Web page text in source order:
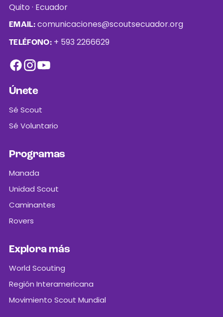
Quito · Ecuador
EMAIL: comunicaciones@scoutsecuador.org
TELÉFONO: + 593 2266629
Únete
Sé Scout
Sé Voluntario
Programas
Manada
Unidad Scout
Caminantes
Rovers
Explora más
World Scouting
Región Interamericana
Movimiento Scout Mundial